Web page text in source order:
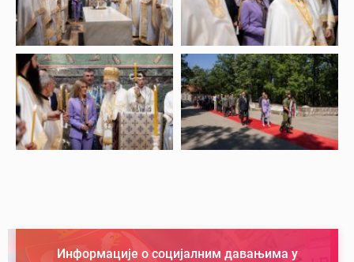
Информације о социјалним давањима у